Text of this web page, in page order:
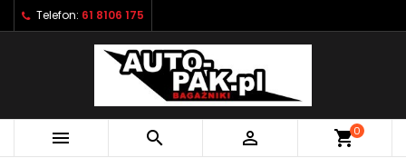
Telefon: 61 8106 175
   shopping_cart0
Moje listy życzeń ×
Utwórz nową listę
((modalTitle)) ×
((confirmMessage))
((cancelText)) ((modalDeleteText))
Utwórz listę życzeń ×
Nazwa listy życzeń
Zaloguj się ×
Musisz być zalogowany by zapisać produkty na
swojej liście życzeń.
Anuluj Zaloguj się